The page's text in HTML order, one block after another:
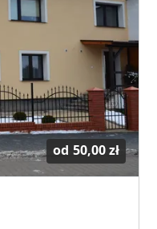
od 50,00 zł